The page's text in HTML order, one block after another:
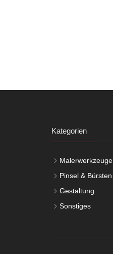
Kategorien
Malerwerkzeuge
Pinsel & Bürsten
Gestaltung
Sonstiges